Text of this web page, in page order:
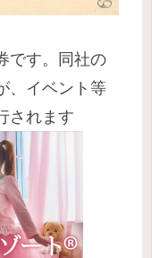
です。同社の
、イベント等
されます